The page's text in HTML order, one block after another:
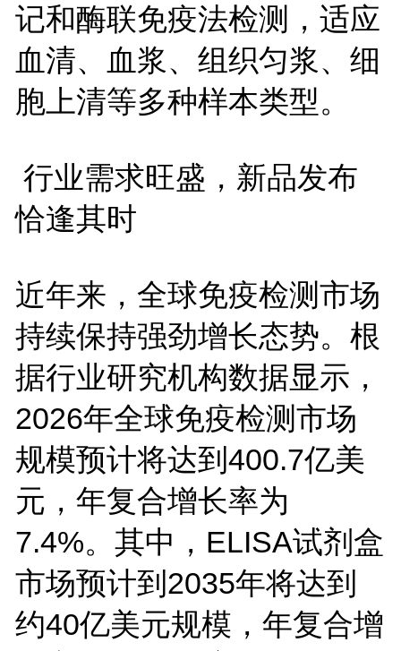
记和酶联免疫法检测，适应
血清、血浆、组织匀浆、细
胞上清等多种样本类型。
行业需求旺盛，新品发布
恰逢其时
近年来，全球免疫检测市场
持续保持强劲增长态势。根
据行业研究机构数据显示，
2026年全球免疫检测市场
规模预计将达到400.7亿美
元，年复合增长率为
7.4%。其中， ELISA试剂盒
市场预计到2035年将达到
约40亿美元规模，年复合增